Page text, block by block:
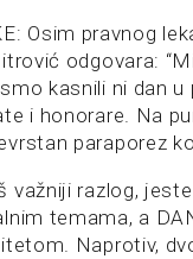
Osim pravnog
odgovara:
kasnili ni dan
i honorare. Na
paraporez
važniji razlog,
temama, a
Naprotiv,